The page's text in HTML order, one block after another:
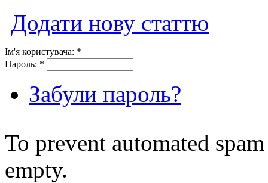
Додати нову статтю
Ім'я користувача: *
Пароль: *
Забули пароль?
To prevent automated
empty.